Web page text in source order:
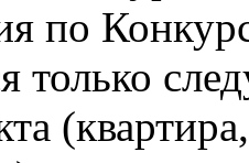
по
только